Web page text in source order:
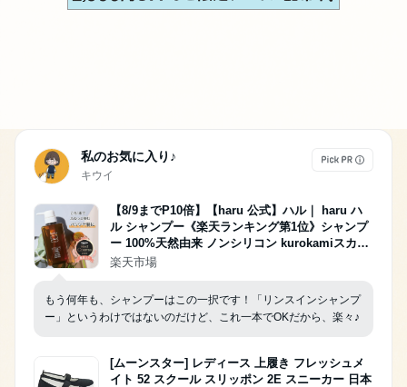
私のお気に入り♪
キウイ
【8/9までP10倍】【haru 公式】ハル｜ haru ハ
ル シャンプー《楽天ランキング第1位》シャンプ
ー 100%天然由来 ノンシリコン kurokamiスカル
プ アミノ酸 リンス不要 ダメージ補修 ボリューム
楽天市場
もう何年も、シャンプーはこの一択です！「リンスインシャンプ
ー」というわけではないのだけど、これ一本でOKだから、楽々♪
[ムーンスター] レディース 上履き フレッシュメ
イト 52 スクール スリッポン 2E スニーカー 日本